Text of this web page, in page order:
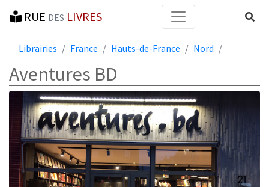
RUE DES LIVRES
Librairies France Hauts-de-France Nord
Aventures BD